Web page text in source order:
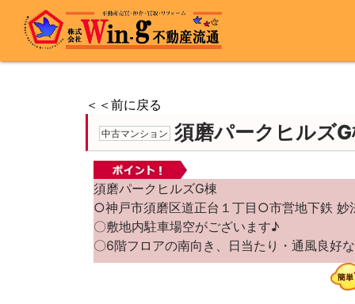
＜＜前に戻る
中古マンション 須磨パークヒルズ
須磨パークヒルズG棟
○神戸市須磨区道正台１丁目○市営地下鉄 妙
〇敷地内駐車場空がございます♪
〇6階フロアの南向き、日当たり・通風良好